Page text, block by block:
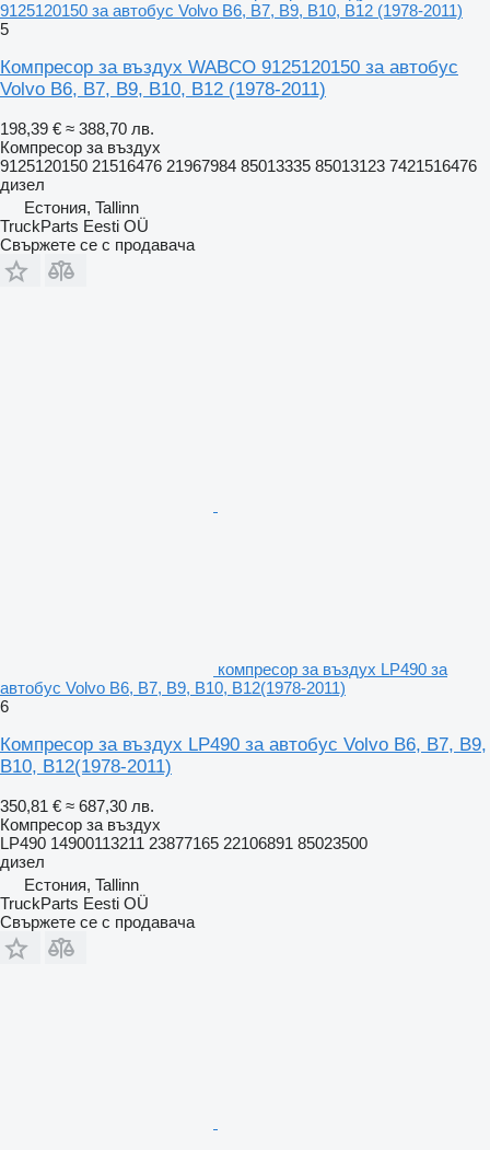
9125120150 за автобус Volvo B6, B7, B9, B10, B12 (1978-2011)
5
Компресор за въздух WABCO 9125120150 за автобус
Volvo B6, B7, B9, B10, B12 (1978-2011)
198,39 € ≈ 388,70 лв.
Компресор за въздух
9125120150 21516476 21967984 85013335 85013123 7421516476
дизел
Естония, Tallinn
TruckParts Eesti OÜ
Свържете се с продавача
компресор за въздух LP490 за
автобус Volvo B6, B7, B9, B10, B12(1978-2011)
6
Компресор за въздух LP490 за автобус Volvo B6, B7, B9,
B10, B12(1978-2011)
350,81 € ≈ 687,30 лв.
Компресор за въздух
LP490 14900113211 23877165 22106891 85023500
дизел
Естония, Tallinn
TruckParts Eesti OÜ
Свържете се с продавача